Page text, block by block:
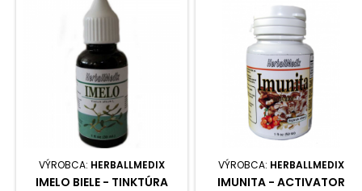
VÝROBCA: HERBALLMEDIX
IMELO BIELE - TINKTÚRA
VÝROBCA: HERBALLMEDIX
IMUNITA - ACTIVATOR